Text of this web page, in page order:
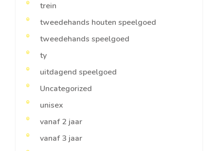
trein
tweedehands houten speelgoed
tweedehands speelgoed
ty
uitdagend speelgoed
Uncategorized
unisex
vanaf 2 jaar
vanaf 3 jaar